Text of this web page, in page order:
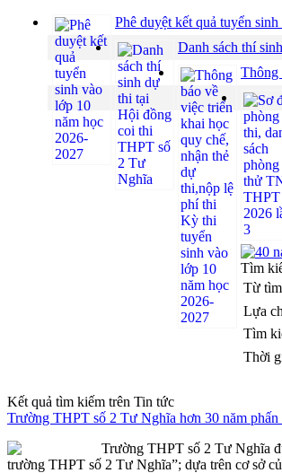
Phê duyệt kết quả tuyển
Danh sách thí
Thông
Tìm
Từ
Lựa
Tìm
Thời
Kết quả tìm kiếm trên Tin tức
Trường THPT số 2 Tư Nghĩa hơn 30 năm
Trường THPT số 2 Tư Nghĩa
trường THPT số 2 Tư Nghĩa”; dựa trên cơ sở